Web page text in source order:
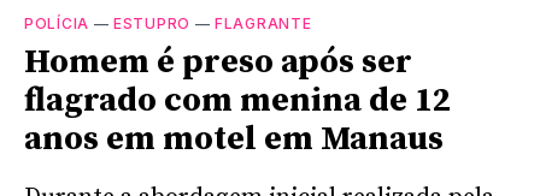
POLÍCIA —ESTUPRO —FLAGRANTE
Homem é preso após ser
flagrado com menina de 12
anos em motel em Manaus